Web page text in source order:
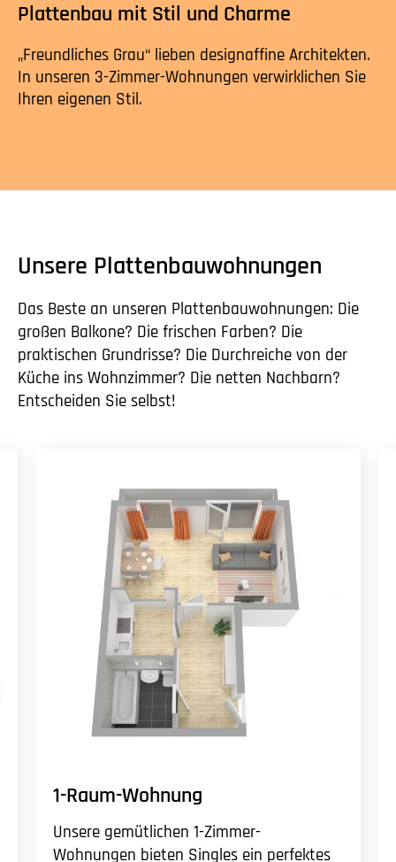
Plattenbau mit Stil und Charme
„Freundliches Grau“ lieben designaffine Architekten.
In unseren 3-Zimmer-Wohnungen verwirklichen Sie
Ihren eigenen Stil.
Unsere Plattenbauwohnungen
Das Beste an unseren Plattenbauwohnungen: Die
großen Balkone? Die frischen Farben? Die
praktischen Grundrisse? Die Durchreiche von der
Küche ins Wohnzimmer? Die netten Nachbarn?
Entscheiden Sie selbst!
1-Raum-Wohnung
Unsere gemütlichen 1-Zimmer-
Wohnungen bieten Singles ein perfektes